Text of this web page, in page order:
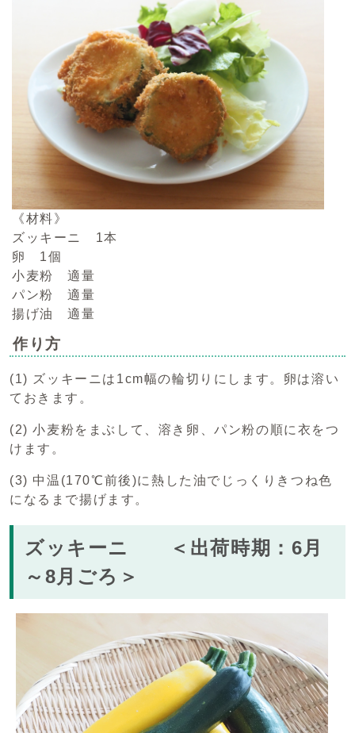
《材料》
ズッキーニ 1本
卵 1個
小麦粉 適量
パン粉 適量
揚げ油 適量
作り方
(1) ズッキーニは1cm幅の輪切りにします。卵は溶い
ておきます。
(2) 小麦粉をまぶして、溶き卵、パン粉の順に衣をつ
けます。
(3) 中温(170℃前後)に熱した油でじっくりきつね色
になるまで揚げます。
ズッキーニ ＜出荷時期：6月
～8月ごろ＞